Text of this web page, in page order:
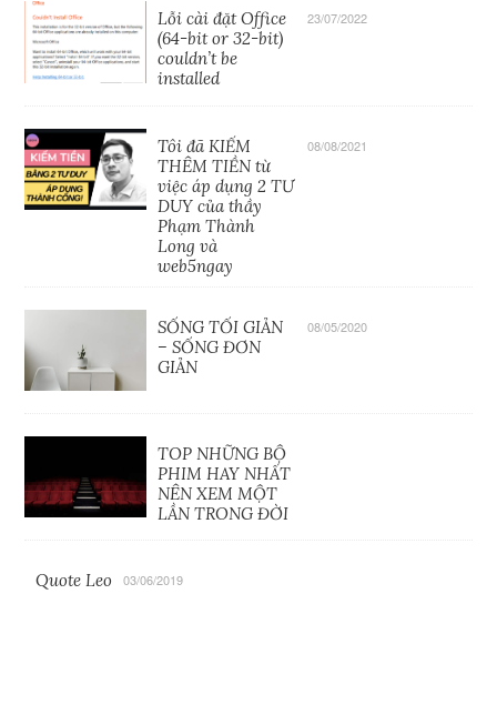
Lỗi cài đặt Office
(64-bit or 32-bit)
couldn’t be
installed
23/07/2022
Tôi đã KIẾM
THÊM TIỀN từ
việc áp dụng 2 TƯ
DUY của thầy
Phạm Thành
Long và
web5ngay
08/08/2021
SỐNG TỐI GIẢN
– SỐNG ĐƠN
GIẢN
08/05/2020
TOP NHỮNG BỘ
PHIM HAY NHẤT
NÊN XEM MỘT
LẦN TRONG ĐỜI
Quote Leo 03/06/2019